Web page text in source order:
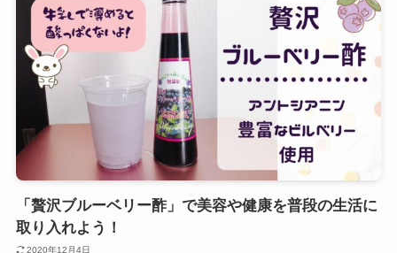
「贅沢ブルーベリー酢」で美容や健康を普段の生活に
取り入れよう！
2020年12月4日